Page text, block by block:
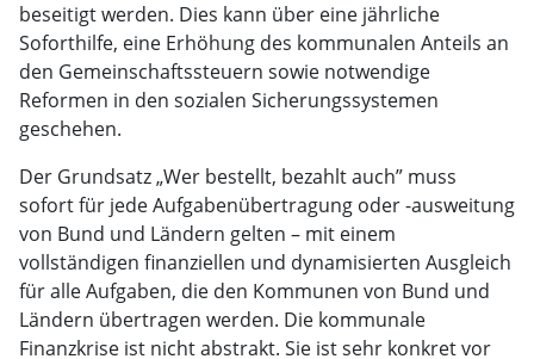
beseitigt werden. Dies kann über eine jährliche
Soforthilfe, eine Erhöhung des kommunalen Anteils an
den Gemeinschaftssteuern sowie notwendige
Reformen in den sozialen Sicherungssystemen
geschehen.
Der Grundsatz „Wer bestellt, bezahlt auch” muss
sofort für jede Aufgabenübertragung oder -ausweitung
von Bund und Ländern gelten – mit einem
vollständigen finanziellen und dynamisierten Ausgleich
für alle Aufgaben, die den Kommunen von Bund und
Ländern übertragen werden. Die kommunale
Finanzkrise ist nicht abstrakt. Sie ist sehr konkret vor